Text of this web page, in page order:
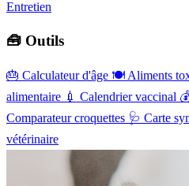
Entretien
🧰 Outils
🎂 Calculateur d'âge 🍽️ Aliments
alimentaire 💉 Calendrier vaccinal
Comparateur croquettes 🩺 Carte
vétérinaire